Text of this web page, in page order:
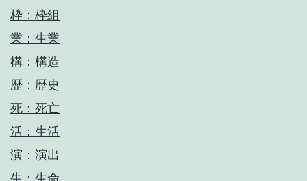
枠：枠組
業：生業
構：構造
歴：歴史
死：死亡
活：生活
演：演出